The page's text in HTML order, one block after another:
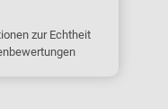
zur Echtheit